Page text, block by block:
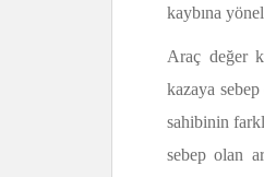
kaybına
Araç değer
kazaya
sahibinin
sebep olan